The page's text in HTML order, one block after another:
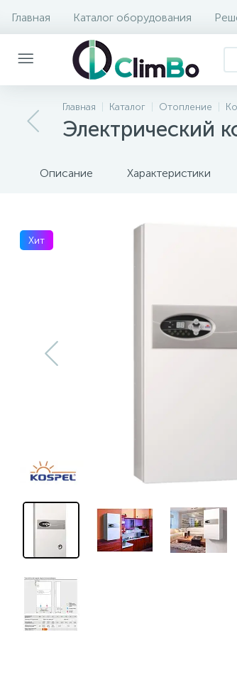
Главная Каталог оборудования
Главная Каталог Отопление
Электрический
Описание Характеристики
Хит